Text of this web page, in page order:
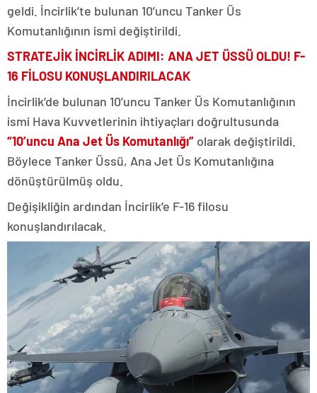
geldi. İncirlik’te bulunan 10’uncu Tanker Üs
Komutanlığının ismi değiştirildi.
STRATEJİK İNCİRLİK ADIMI: ANA JET ÜSSÜ OLDU! F-
16 FİLOSU KONUŞLANDIRILACAK
İncirlik’de bulunan 10’uncu Tanker Üs Komutanlığının
ismi Hava Kuvvetlerinin ihtiyaçları doğrultusunda
“10’uncu Ana Jet Üs Komutanlığı” olarak değiştirildi.
Böylece Tanker Üssü, Ana Jet Üs Komutanlığına
dönüştürülmüş oldu.
Değişikliğin ardından İncirlik’e F-16 filosu
konuşlandırılacak.